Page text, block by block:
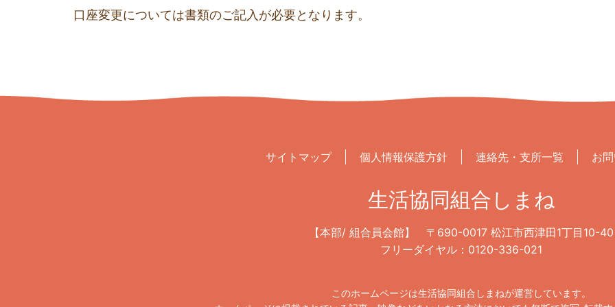
口座変更については書類のご記入が必要となります。
サイトマップ 個人情報保護方針 連絡先・支所一覧 お
生活協同組合しまね
【本部/ 組合員会館】
〒690-0017 松江市西津田1丁目10-40
フリーダイヤル：0120-336-021
このホームページは生活協同組合しまねが運営しています。